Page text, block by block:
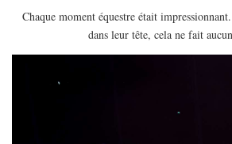
Chaque moment équestre était
dans leur tête, cela ne fait